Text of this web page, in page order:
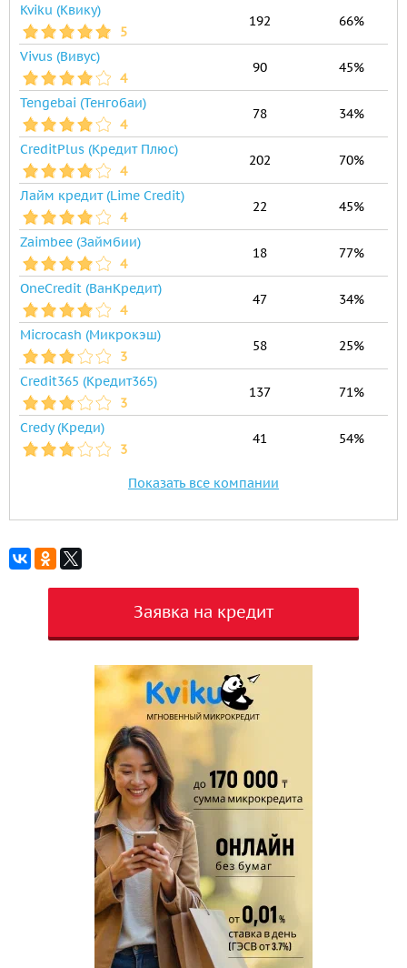
Kviku (Квику)
5
192 66%
Vivus (Вивус)
4
90 45%
Tengebai (Тенгобаи)
4
78 34%
CreditPlus (Кредит Плюс)
4
202 70%
Лайм кредит (Lime Credit)
4
22 45%
Zaimbee (Займбии)
4
18 77%
OneCredit (ВанКредит)
4
47 34%
Microcash (Микрокэш)
3
58 25%
Credit365 (Кредит365)
3
137 71%
Credy (Креди)
3
41 54%
Показать все компании
Заявка на кредит